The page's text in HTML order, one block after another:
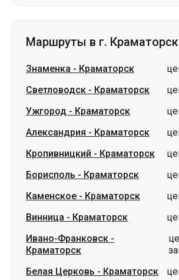
Маршруты в г. Краматорск
Знаменка - Краматорск
Светловодск - Краматорск
Ужгород - Краматорск
Александрия - Краматорск
Кропивницкий - Краматорск
Борисполь - Краматорск
Каменское - Краматорск
Винница - Краматорск
Ивано-Франковск -
Краматорск
Белая Церковь - Краматорск